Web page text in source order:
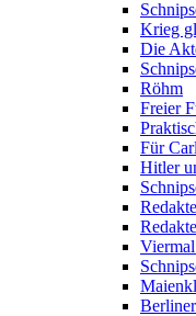
Krieg
Die
Röhm
Freier
Für
Hitler